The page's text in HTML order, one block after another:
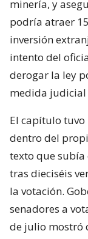
minería, y
podría atraer
inversión
intento del
derogar la ley
medida judicial
El capítulo
dentro del
texto que subía
tras dieciséis
la votación.
senadores a
de julio mostró